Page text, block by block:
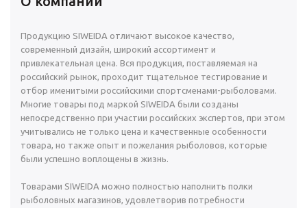
Продукцию SIWEIDA отличают высокое качество,
современный дизайн, широкий ассортимент и
привлекательная цена. Вся продукция, поставляемая на
российский рынок, проходит тщательное тестирование и
отбор именитыми российскими спортсменами-рыболовами.
Многие товары под маркой SIWEIDA были созданы
непосредственно при участии российских экспертов, при этом
учитывались не только цена и качественные особенности
товара, но также опыт и пожелания рыболовов, которые
были успешно воплощены в жизнь.
Товарами SIWEIDA можно полностью наполнить полки
рыболовных магазинов, удовлетворив потребности